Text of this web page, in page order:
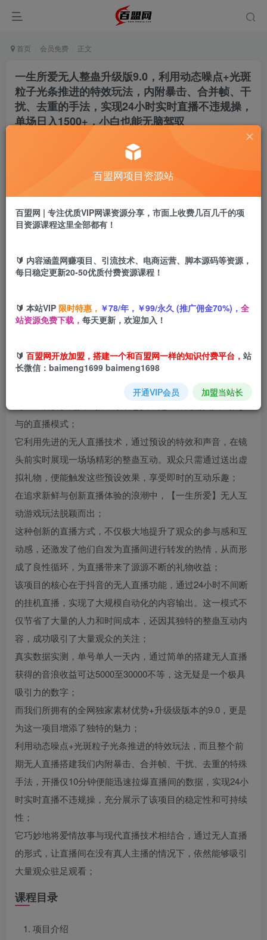
首页 会员免费 正文
一生所爱无人整蛊升级版9.0，利用动态噪点+光斑
粒子光条推进的特效玩法，内附暴击、合并帧、干
扰、去重的手法，实现24小时实时直播不违规操，
单场日入1500+，小白也能无脑驾驭
一生所爱无人整蛊升级版9.0，利用动态噪点+光斑粒子光条推进的特效玩法，内附暴击、合并帧、干扰、去重的手法，实现24小时实时直播不违规操，单场日入1500+，小白也能无脑驾驭
此内容为付费阅读，请付费后查看
黄金会员免费
您当前未登录！建议登陆后购买，可保存购买订单
项目介绍
与的直播模式；
它利用先进的无人直播技术，通过预设的特效和声音，在镜
头前实时展现一场场精彩的整蛊互动。观众只需通过送出虚
拟礼物，便能触发这些预设效果，享受即时的互动乐趣；
在追求新鲜与创新直播体验的浪潮中，【一生所爱】无人互
动游戏玩法脱颖而出；
这种创新的直播方式，不仅极大地提升了观众的参与感和互
动感，还激发了他们自发为直播间进行转发的热情，从而形
成了良性循环，为直播带来了源源不断的礼物收益；
该项目的核心在于抖音的无人直播功能，通过24小时不间断
的挂机直播，实现了大规模自动化的内容输出。这一模式不
仅节省了大量的人力和时间成本，还因其独特的整蛊互动内
容，成功吸引了大量观众的关注；
真实数据实测，单号单人一天内，通过简单的搭建无人直播
获得的音浪收益可达5000至30000不等，这无疑是一个极具
吸引力的数字；
而我们所拥有的全网独家素材优势+升级级版本的9.0，更是
为这一项目增添了独特的魅力；
利用动态噪点+光斑粒子光条推进的特效玩法，而且整个前
期无人直播搭建我们内附暴击、合并帧、干扰、去重的特殊
手法，开播仅10分钟便能迅速拉爆直播间的数据，实现24小
时实时直播不违规操，充分展示了该项目的稳定性和可持续
性；
它巧妙地将爱情故事与现代直播技术相结合，通过无人直播
的形式，让直播间在没有真人主播的情况下，依然能够吸引
大量观众驻足观看；
课程目录
项目介绍
百盟网项目资源站
百盟网 | 专注优质VIP网课资源分享，市面上收费几百几千的项
目资源课程这里全部都有！
🔰 内容涵盖网赚项目、引流技术、电商运营、脚本源码等资源，
每日稳定更新20-50优质付费资源课程！
🔰 本站VIP 限时特惠， ￥78/年，￥99/永久 (推广佣金70%)， 全
站资源免费下载， 每天更新，欢迎加入！
🔰 百盟网开放加盟，搭建一个和百盟网一样的知识付费平台， 站
长微信：baimeng1699 baimeng1698
开通VIP会员 加盟当站长